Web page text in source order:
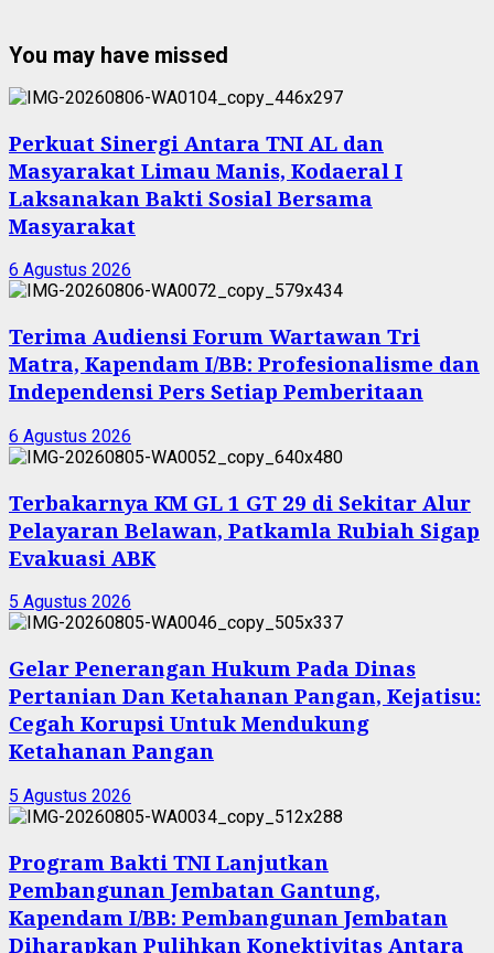
You may have missed
Perkuat Sinergi Antara TNI AL dan
Masyarakat Limau Manis, Kodaeral I
Laksanakan Bakti Sosial Bersama
Masyarakat
6 Agustus 2026
Terima Audiensi Forum Wartawan Tri
Matra, Kapendam I/BB: Profesionalisme dan
Independensi Pers Setiap Pemberitaan
6 Agustus 2026
Terbakarnya KM GL 1 GT 29 di Sekitar Alur
Pelayaran Belawan, Patkamla Rubiah Sigap
Evakuasi ABK
5 Agustus 2026
Gelar Penerangan Hukum Pada Dinas
Pertanian Dan Ketahanan Pangan, Kejatisu:
Cegah Korupsi Untuk Mendukung
Ketahanan Pangan
5 Agustus 2026
Program Bakti TNI Lanjutkan
Pembangunan Jembatan Gantung,
Kapendam I/BB: Pembangunan Jembatan
Diharapkan Pulihkan Konektivitas Antara